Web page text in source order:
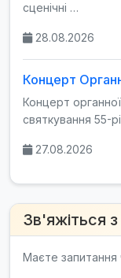
сценічні …
28.08.2026
Концерт
Концерт
святкування 55-
27.08.2026
Зв'яжіться
Маєте запитання